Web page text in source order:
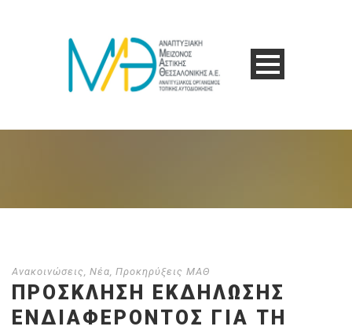
Ανακοινώσεις Νέα Προκηρύξεις ΜΑΘ
ΠΡΟΣΚΛΗΣΗ ΕΚΔΗΛΩΣΗΣ
ΕΝΔΙΑΦΕΡΟΝΤΟΣ ΓΙΑ ΤΗ